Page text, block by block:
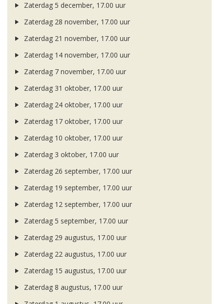
Zaterdag 5 december, 17.00 uur
Zaterdag 28 november, 17.00 uur
Zaterdag 21 november, 17.00 uur
Zaterdag 14 november, 17.00 uur
Zaterdag 7 november, 17.00 uur
Zaterdag 31 oktober, 17.00 uur
Zaterdag 24 oktober, 17.00 uur
Zaterdag 17 oktober, 17.00 uur
Zaterdag 10 oktober, 17.00 uur
Zaterdag 3 oktober, 17.00 uur
Zaterdag 26 september, 17.00 uur
Zaterdag 19 september, 17.00 uur
Zaterdag 12 september, 17.00 uur
Zaterdag 5 september, 17.00 uur
Zaterdag 29 augustus, 17.00 uur
Zaterdag 22 augustus, 17.00 uur
Zaterdag 15 augustus, 17.00 uur
Zaterdag 8 augustus, 17.00 uur